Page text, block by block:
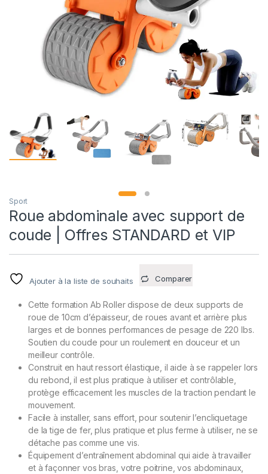
Sport
Roue abdominale avec support de
coude | Offres STANDARD et VIP
Ajouter à la liste de souhaits Comparer
Cette formation Ab Roller dispose de deux supports de
roue de 10cm d’épaisseur, de roues avant et arrière plus
larges et de bonnes performances de pesage de 220 lbs.
Soutien du coude pour un roulement en douceur et un
meilleur contrôle.
Construit en haut ressort élastique, il aide à se rappeler lors
du rebond, il est plus pratique à utiliser et contrôlable,
protège efficacement les muscles de la traction pendant le
mouvement.
Facile à installer, sans effort, pour soutenir l’encliquetage
de la tige de fer, plus pratique et plus ferme à utiliser, ne se
détache pas comme une vis.
Équipement d’entraînement abdominal qui aide à travailler
et à façonner vos bras, votre poitrine, vos abdominaux,